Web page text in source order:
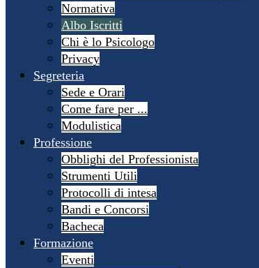
Normativa
Albo Iscritti
Chi è lo Psicologo
Privacy
Segreteria
Sede e Orari
Come fare per ...
Modulistica
Professione
Obblighi del Professionista
Strumenti Utili
Protocolli di intesa
Bandi e Concorsi
Bacheca
Formazione
Eventi